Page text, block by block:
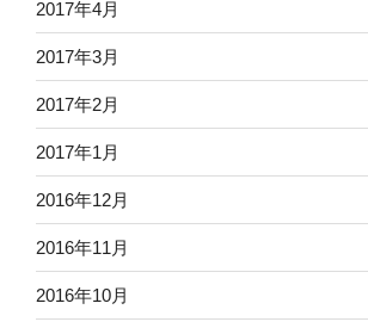
2017年4月
2017年3月
2017年2月
2017年1月
2016年12月
2016年11月
2016年10月